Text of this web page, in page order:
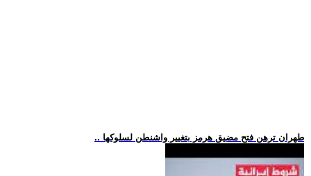
.. طهران ترهن فتح مضيق هرمز بتغيير واشنطن لسلوكها